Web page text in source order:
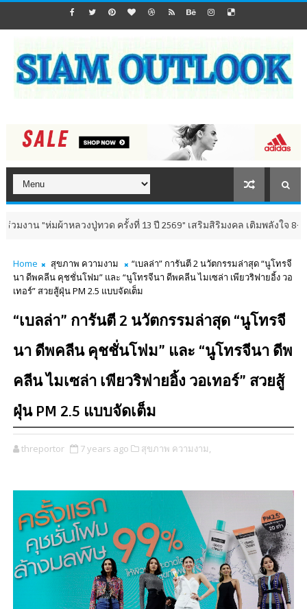
วงปู่ทวด ครั้งที่ 13 ปี 2569" เสริมสิริมงคล เติมพลังใจ 8-9 สิงหาคม นี้ ณ
Home สุขภาพ ความงาม
“เบลล่า” การันตี 2 นวัตกรรมล่าสุด “นูโทรจี
นา ดีพคลีน คุชชั่นโฟม” และ “นูโทรจีนา ดีพคลีน ไมเซล่า เพียวริฟายอิ้ง วอ
เทอร์” สวยสู้ฝุ่น PM 2.5 แบบจัดเต็ม
“เบลล่า” การันตี 2 นวัตกรรมล่าสุด “นูโทรจี
นา ดีพคลีน คุชชั่นโฟม” และ “นูโทรจีนา ดีพ
คลีน ไมเซล่า เพียวริฟายอิ้ง วอเทอร์” สวยสู้
ฝุ่น PM 2.5 แบบจัดเต็ม
threportor 7 years ago สุขภาพ ความงาม,